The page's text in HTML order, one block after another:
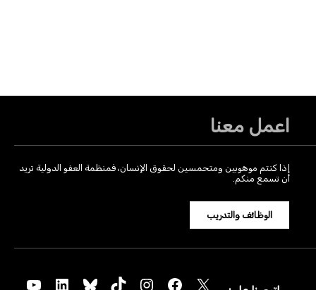
اعمل معنا
إذا كنتم موهوبين ومتحمسين لحقوق الإنسان، فمنظمة العفو الدولية تريد
أن تسمع منكم.
الوظائف والتدريب
X
Facebook
Instagram
TikTok
Bluesky
LinkedIn
YouTube